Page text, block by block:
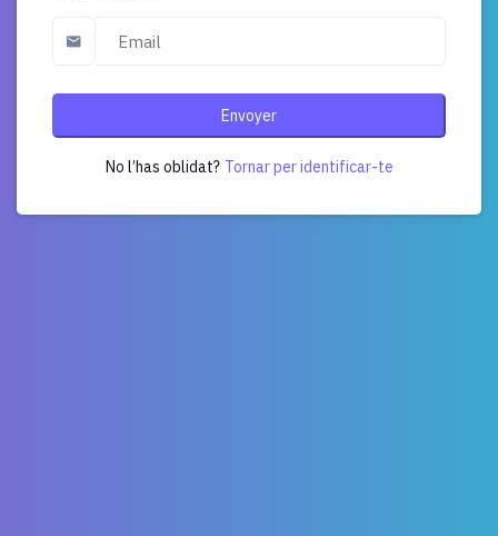
Envoyer
No l’has oblidat? Tornar per identificar-te